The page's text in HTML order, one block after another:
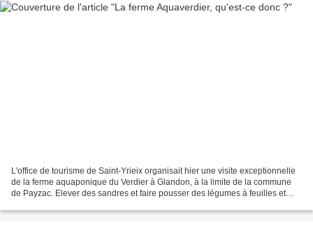
L'office de tourisme de Saint-Yrieix organisait hier une visite exceptionnelle
de la ferme aquaponique du Verdier à Glandon, à la limite de la commune
de Payzac. Elever des sandres et faire pousser des légumes à feuilles et